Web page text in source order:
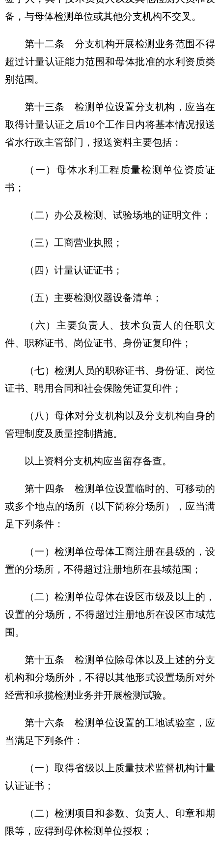
备，与母体检测单位或其他分支机构不交叉。
第十二条 分支机构开展检测业务范围不得
超过计量认证能力范围和母体批准的水利资质类
别范围。
第十三条 检测单位设置分支机构，应当在
取得计量认证之后10个工作日内将基本情况报送
省水行政主管部门，报送资料主要包括：
（一）母体水利工程质量检测单位资质证
书；
（二）办公及检测、试验场地的证明文件；
（三）工商营业执照；
（四）计量认证证书；
（五）主要检测仪器设备清单；
（六）主要负责人、技术负责人的任职文
件、职称证书、岗位证书、身份证复印件；
（七）检测人员的职称证书、身份证、岗位
证书、聘用合同和社会保险凭证复印件；
（八）母体对分支机构以及分支机构自身的
管理制度及质量控制措施。
以上资料分支机构应当留存备查。
第十四条 检测单位设置临时的、可移动的
或多个地点的场所（以下简称分场所），应当满
足下列条件：
（一）检测单位母体工商注册在县级的，设
置的分场所，不得超过注册地所在县域范围；
（二）检测单位母体在设区市级及以上的，
设置的分场所，不得超过注册地所在设区市域范
围。
第十五条 检测单位除母体以及上述的分支
机构和分场所外，不得以其他形式设置场所对外
经营和承揽检测业务并开展检测试验。
第十六条 检测单位设置的工地试验室，应
当满足下列条件：
（一）取得省级以上质量技术监督机构计量
认证证书；
（二）检测项目和参数、负责人、印章和期
限等，应得到母体检测单位授权；